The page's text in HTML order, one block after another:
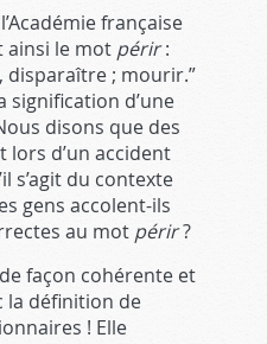
française
ainsi le mot périr:
disparaître ; mourir.”
signification d’une
disons que des
lors d’un accident
s’agit du contexte
gens accolent-ils
au mot périr?
façon cohérente et
la définition de
! Elle